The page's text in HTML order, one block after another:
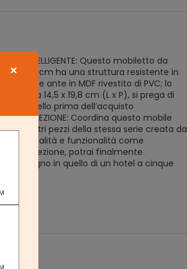
INTELLIGENTE: Questo mobiletto da
x 30 x 60 cm ha una struttura resistente in
e ante in MDF rivestito di PVC; lo
U misura 14,5 x 19,8 cm (L x P), si prega di
lavello prima dell’acquisto
LA COLLEZIONE: Coordina questo mobile
gli altri pezzi della stessa serie creata da
stile, qualità e funzionalità come
della collezione, potrai finalmente
il tuo bagno in quello di un hotel a cinque
×